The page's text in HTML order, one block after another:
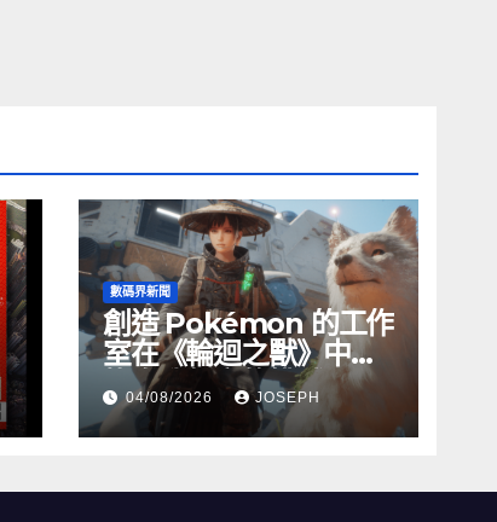
數碼界新聞
創造 Pokémon 的工作
室在《輪迴之獸》中尋
找自我聲音的挑戰
04/08/2026 JOSEPH